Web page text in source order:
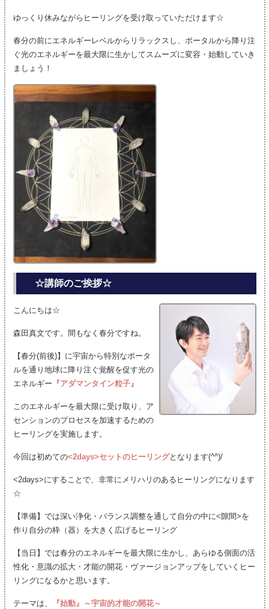
ゆっくり休みながらヒーリングを受け取っていただけます☆
春分の前にエネルギーレベルからリラックスし、ポータルから降り注
ぐ光のエネルギーを最大限に生かしてスムーズに変容・始動していき
ましょう！
☆講師のご挨拶☆
こんにちは☆
森田真文です。間もなく春分ですね。
【春分(前後)】に宇宙から特別なポータ
ルを通り地球に降り注ぐ覚醒を促す光の
エネルギー 『アダマンタイン粒子』
このエネルギーを最大限に受け取り、ア
センションのプロセスを加速するための
ヒーリングを実施します。
今回は初めての<2days>セットのヒーリングとなります(^^)/
<2days>にすることで、非常にメリハリのあるヒーリングになります
☆
【準備】では深い浄化・バランス調整を通して自分の中に<隙間>を
作り自分の枠（器）を大きく広げるヒーリング
【当日】では春分のエネルギーを最大限に生かし、あらゆる側面の活
性化・意識の拡大・才能の開花・ヴァージョンアップをしていくヒー
リングになるかと思います。
テーマは、 『始動』～宇宙的才能の開花～